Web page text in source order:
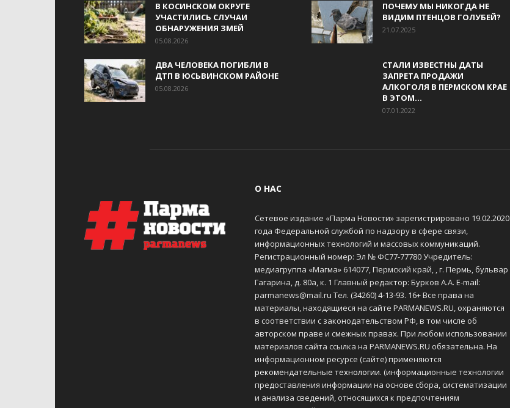
В КОСИНСКОМ ОКРУГЕ
УЧАСТИЛИСЬ СЛУЧАИ
ОБНАРУЖЕНИЯ ЗМЕЙ
05.08.2026
ДВА ЧЕЛОВЕКА ПОГИБЛИ В
ДТП В ЮСЬВИНСКОМ РАЙОНЕ
05.08.2026
ПОЧЕМУ МЫ НИКОГДА НЕ
ВИДИМ ПТЕНЦОВ ГОЛУБЕЙ?
21.07.2025
СТАЛИ ИЗВЕСТНЫ ДАТЫ
ЗАПРЕТА ПРОДАЖИ
АЛКОГОЛЯ В ПЕРМСКОМ КРАЕ
В ЭТОМ...
07.01.2022
О НАС
Сетевое издание «Парма Новости» зарегистрировано 19.02.2020
года Федеральной службой по надзору в сфере связи,
информационных технологий и массовых коммуникаций.
Регистрационный номер: Эл № ФС77-77780 Учредитель:
медиагруппа «Магма» 614077, Пермский край, , г. Пермь, бульвар
Гагарина, д. 80а, к. 1 Главный редактор: Бурков А.А. E-mail:
parmanews@mail.ru Тел. (34260) 4-13-93. 16+ Все права на
материалы, находящиеся на сайте PARMANEWS.RU, охраняются
в соответствии с законодательством РФ, в том числе об
авторском праве и смежных правах. При любом использовании
материалов сайта ссылка на PARMANEWS.RU обязательна. На
информационном ресурсе (сайте) применяются
рекомендательные технологии. (информационные технологии
предоставления информации на основе сбора, систематизации
и анализа сведений, относящихся к предпочтениям